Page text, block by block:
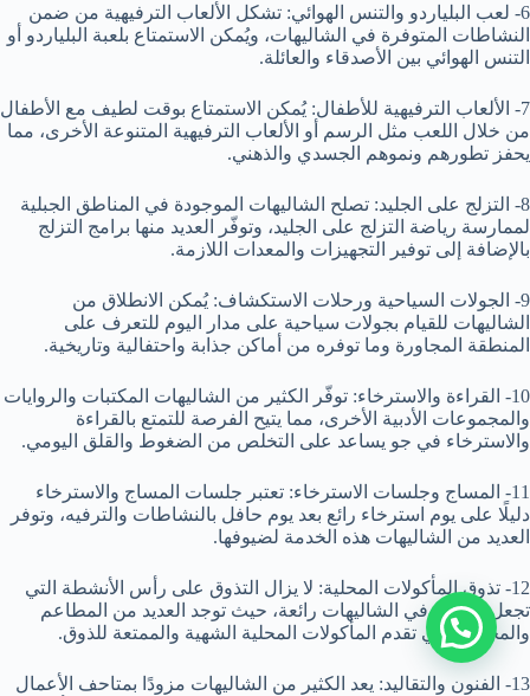
6- لعب البلياردو والتنس الهوائي: تشكل الألعاب الترفيهية من ضمن
النشاطات المتوفرة في الشاليهات، ويُمكن الاستمتاع بلعبة البلياردو أو
التنس الهوائي بين الأصدقاء والعائلة.
7- الألعاب الترفيهية للأطفال: يُمكن الاستمتاع بوقت لطيف مع الأطفال
من خلال اللعب مثل الرسم أو الألعاب الترفيهية المتنوعة الأخرى، مما
يحفز تطورهم ونموهم الجسدي والذهني.
8- التزلج على الجليد: تصلح الشاليهات الموجودة في المناطق الجبلية
لممارسة رياضة التزلج على الجليد، وتوفّر العديد منها برامج التزلج
بالإضافة إلى توفير التجهيزات والمعدات اللازمة.
9- الجولات السياحية ورحلات الاستكشاف: يُمكن الانطلاق من
الشاليهات للقيام بجولات سياحية على مدار اليوم للتعرف على
المنطقة المجاورة وما توفره من أماكن جذابة واحتفالية وتاريخية.
10- القراءة والاسترخاء: توفّر الكثير من الشاليهات المكتبات والروايات
والمجموعات الأدبية الأخرى، مما يتيح الفرصة للتمتع بالقراءة
والاسترخاء في جو يساعد على التخلص من الضغوط والقلق اليومي.
11- المساج وجلسات الاسترخاء: تعتبر جلسات المساج والاسترخاء
دليلًا على يوم استرخاء رائع بعد يوم حافل بالنشاطات والترفيه، وتوفر
العديد من الشاليهات هذه الخدمة لضيوفها.
12- تذوق المأكولات المحلية: لا يزال التذوق على رأس الأنشطة التي
تجعل إقامتك في الشاليهات رائعة، حيث توجد العديد من المطاعم
والمحلات التي تقدم المأكولات المحلية الشهية والممتعة للذوق.
13- الفنون والتقاليد: يعد الكثير من الشاليهات مزودًا بمتاحف الأعمال